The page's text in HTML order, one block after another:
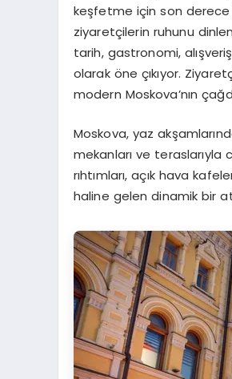
keşfetme için son derece
ziyaretçilerin ruhunu
tarih, gastronomi,
olarak öne çıkıyor.
modern Moskova’nın
Moskova, yaz
mekanları ve teraslarıyla
rıhtımları, açık hava
haline gelen dinamik bir